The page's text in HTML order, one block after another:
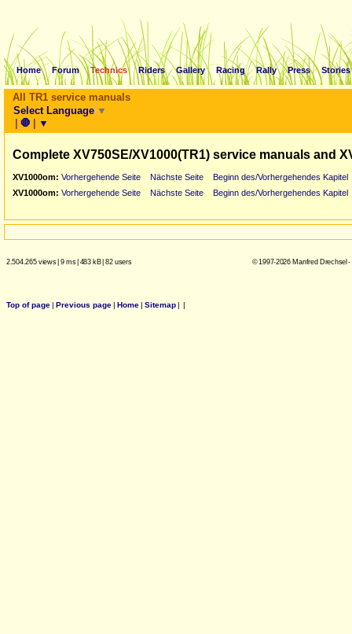
Home Forum Technics Riders Gallery Racing Rally Press Stories
All TR1 service manuals
Select Language ▼
| 🛑 | ▼
Complete XV750SE/XV1000(TR1) service manuals and
XV1000om: Vorhergehende Seite Nächste Seite
Beginn des/Vorhergehendes Kapitel
XV1000om: Vorhergehende Seite Nächste Seite Beginn des/Vorhergehendes Kapitel
2.504.265 views| 9 ms| 483 kB| 82 users © 1997-2026 Manfred Drechsel
Top of page| Previous page| Home| Sitemap| |